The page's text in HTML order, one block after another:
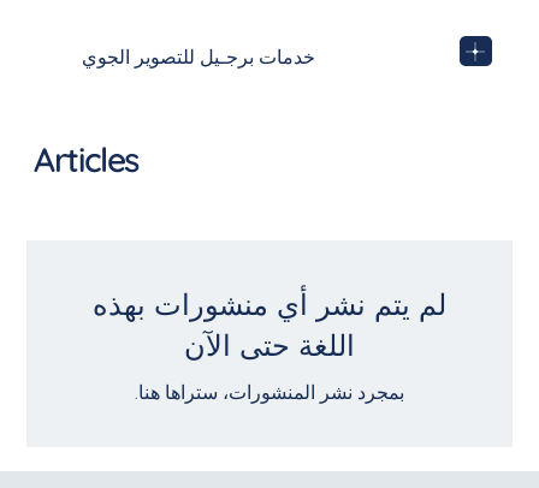
خدمات برجـيل للتصوير الجوي
لم يتم نشر أي منشورات بهذه
اللغة حتى الآن
بمجرد نشر المنشورات، ستراها هنا.
Articles